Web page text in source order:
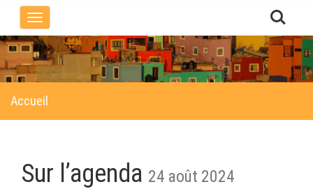
Toggle
navigation
Accueil
Sur l’agenda 24 août 2024